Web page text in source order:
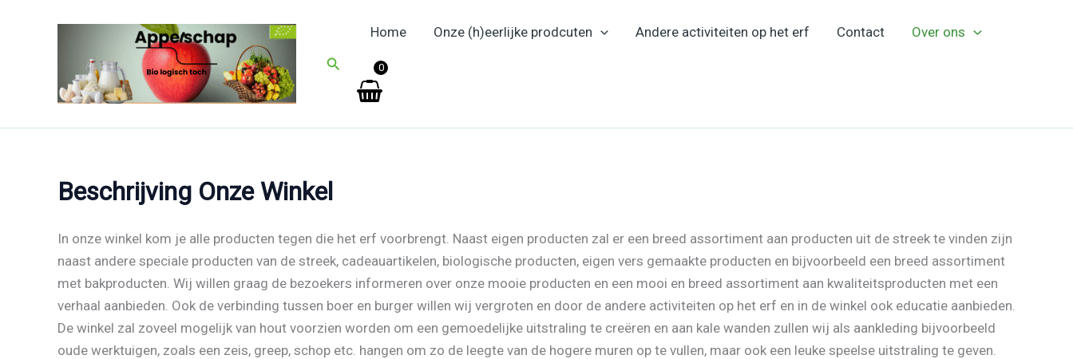
Zoeken
Home Onze (h)eerlijke prodcuten Andere activiteiten op het erf Contact Over ons
0
Beschrijving Onze Winkel
In onze winkel kom je alle producten tegen die het erf voorbrengt. Naast eigen producten zal er een breed assortiment aan producten uit de streek te vinden zijn
naast andere speciale producten van de streek, cadeauartikelen, biologische producten, eigen vers gemaakte producten en bijvoorbeeld een breed assortiment
met bakproducten. Wij willen graag de bezoekers informeren over onze mooie producten en een mooi en breed assortiment aan kwaliteitsproducten met een
verhaal aanbieden. Ook de verbinding tussen boer en burger willen wij vergroten en door de andere activiteiten op het erf en in de winkel ook educatie aanbieden.
De winkel zal zoveel mogelijk van hout voorzien worden om een gemoedelijke uitstraling te creëren en aan kale wanden zullen wij als aankleding bijvoorbeeld
oude werktuigen, zoals een zeis, greep, schop etc. hangen om zo de leegte van de hogere muren op te vullen, maar ook een leuke speelse uitstraling te geven.